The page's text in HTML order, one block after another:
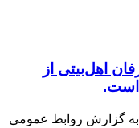
اهل‌بیتی از
است.
به گزارش روابط عمومی